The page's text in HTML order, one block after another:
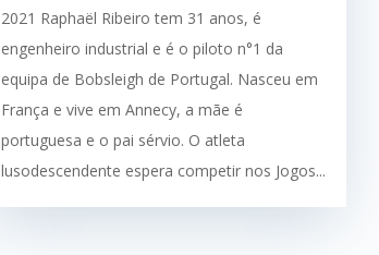
2021 Raphaël Ribeiro tem 31 anos, é
engenheiro industrial e é o piloto n°1 da
equipa de Bobsleigh de Portugal. Nasceu em
França e vive em Annecy, a mãe é
portuguesa e o pai sérvio. O atleta
lusodescendente espera competir nos Jogos...